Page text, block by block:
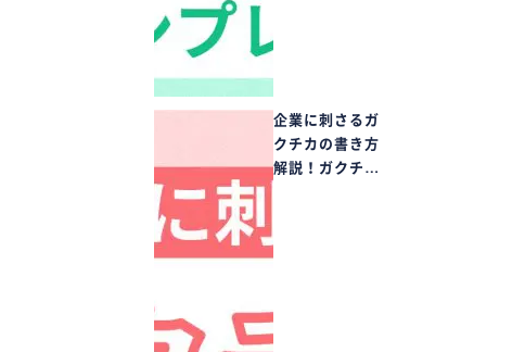
企業に刺さるガ
クチカの書き方
解説！ガクチ…